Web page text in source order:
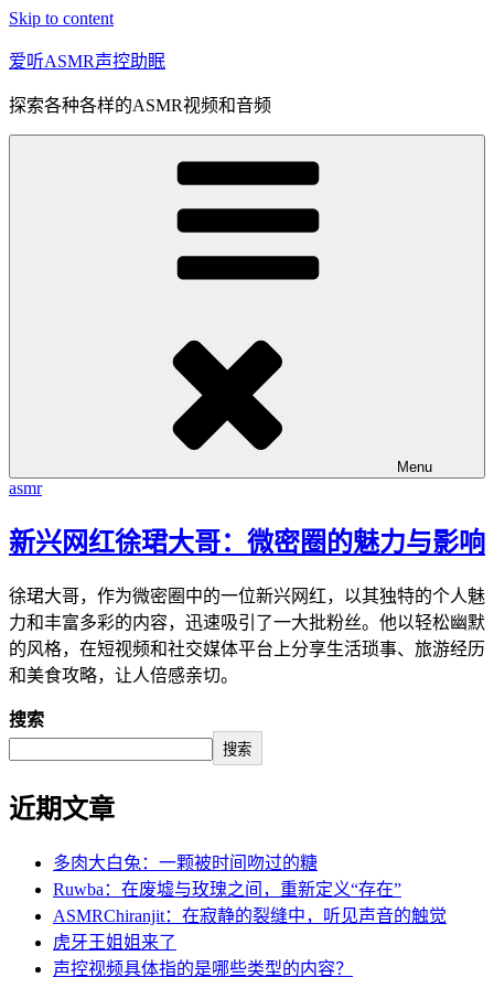
Skip to content
爱听ASMR声控助眠
探索各种各样的ASMR视频和音频
Menu
asmr
新兴网红徐珺大哥：微密圈的魅力与影响
徐珺大哥，作为微密圈中的一位新兴网红，以其独特的个人魅
力和丰富多彩的内容，迅速吸引了一大批粉丝。他以轻松幽默
的风格，在短视频和社交媒体平台上分享生活琐事、旅游经历
和美食攻略，让人倍感亲切。
搜索
搜索
近期文章
多肉大白兔：一颗被时间吻过的糖
Ruwba：在废墟与玫瑰之间，重新定义“存在”
ASMRChiranjit：在寂静的裂缝中，听见声音的触觉
虎牙王姐姐来了
声控视频具体指的是哪些类型的内容？